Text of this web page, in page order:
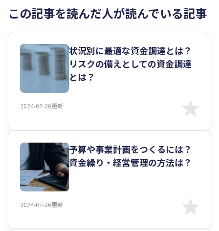
この記事を読んだ人が読んでいる記事
2024-07-26更新
状況別に最適な資金調達とは？
リスクの備えとしての資金調達
とは？
2024-07-26更新
予算や事業計画をつくるには？
資金繰り・経営管理の方法は？